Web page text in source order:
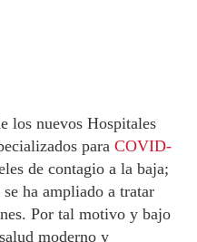
los nuevos Hospitales
para COVID-
de contagio a la baja;
ha ampliado a tratar
Por tal motivo y bajo
moderno y